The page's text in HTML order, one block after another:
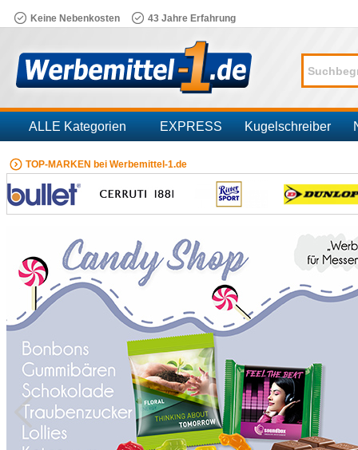
Keine Nebenkosten 43 Jahre Erfahrung
ALLE Kategorien EXPRESS Kugelschreiber
Branchen
TOP-MARKEN bei Werbemittel-1.de